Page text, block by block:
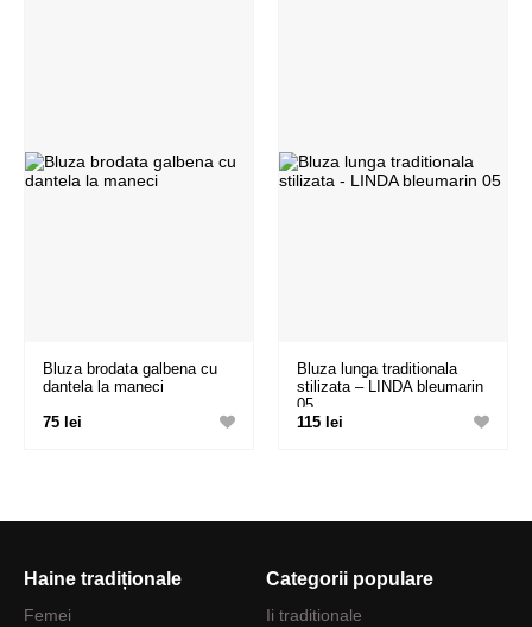
Bluza brodata galbena cu
dantela la maneci
75 lei
Bluza lunga traditionala
stilizata – LINDA bleumarin
05
115 lei
Haine tradiționale
Femei
Categorii populare
Ii traditionale